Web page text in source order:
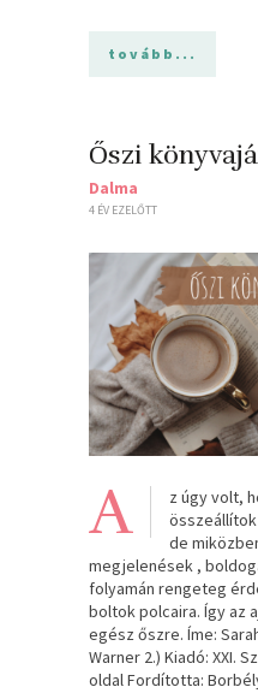
tovább...
Őszi
Dalma
4 ÉV EZELŐTT
A
z úgy volt,
de
megjelenések ,
folyamán rengeteg
boltok polcaira. Így az
egész őszre. Íme:
Warner 2.) Kiadó: XXI.
oldal Fordította: